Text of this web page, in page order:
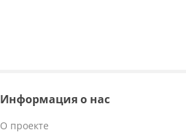
Информация о нас
О проекте